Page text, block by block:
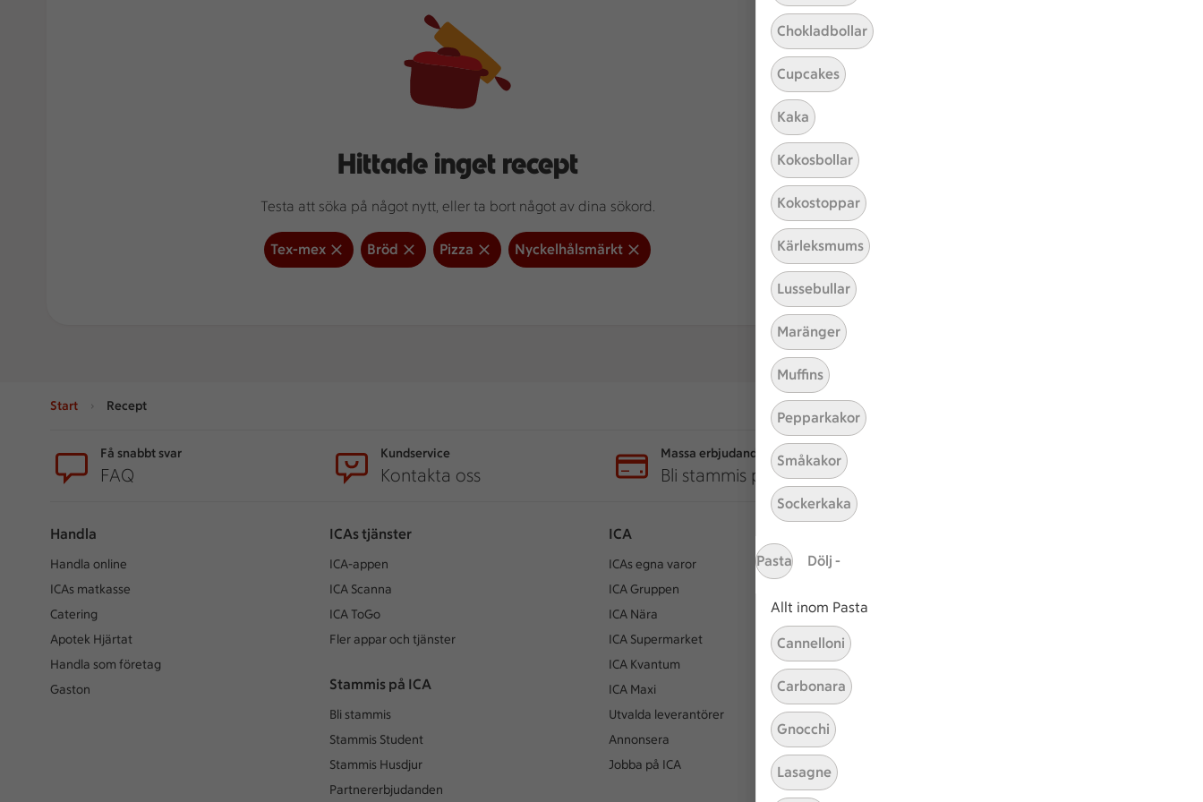
Chokladbollar
Cupcakes
Kaka
Kokosbollar
Kokostoppar
Kärleksmums
Lussebullar
Maränger
Muffins
Pepparkakor
Småkakor
Sockerkaka
Pasta Dölj -
Allt inom Pasta
Cannelloni
Carbonara
Gnocchi
Lasagne
Hittade inget recept
Testa att söka på något nytt, eller ta bort något av dina sökord.
Tex-mex Bröd Pizza Nyckelhålsmärkt
Start Recept
Få snabbt svar
FAQ
Kundservice
Kontakta oss
Massa erbjudanden
Bli stammis på ICA
Handla
Handla online
ICAs matkasse
Catering
Apotek Hjärtat
Handla som företag
Gaston
ICAs tjänster
ICA-appen
ICA Scanna
ICA ToGo
Fler appar och tjänster
Stammis på ICA
Bli stammis
Stammis Student
Stammis Husdjur
Partnererbjudanden
ICA
ICAs egna varor
ICA Gruppen
ICA Nära
ICA Supermarket
ICA Kvantum
ICA Maxi
Utvalda leverantörer
Annonsera
Jobba på ICA